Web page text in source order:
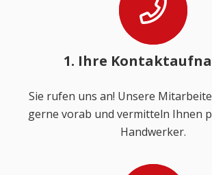
1. Ihre
Sie rufen uns an! Unsere
gerne vorab und vermitteln Ihnen
Handwerker.